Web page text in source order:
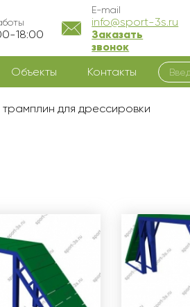
18:00
E-mail
info@sport-3s.ru
Заказать
звонок
Объекты Контакты
трамплин для дрессировки